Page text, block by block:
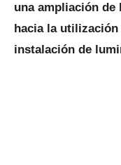
una ampliación de
hacia la
instalación de